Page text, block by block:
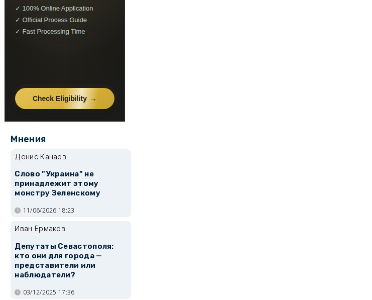
Мнения
Денис Канаев
Слово "Украина" не
принадлежит этому
монстру Зеленскому
11/06/2026 18:23
Иван Ермаков
Депутаты Севастополя:
кто они для города —
представители или
наблюдатели?
03/12/2025 17:36